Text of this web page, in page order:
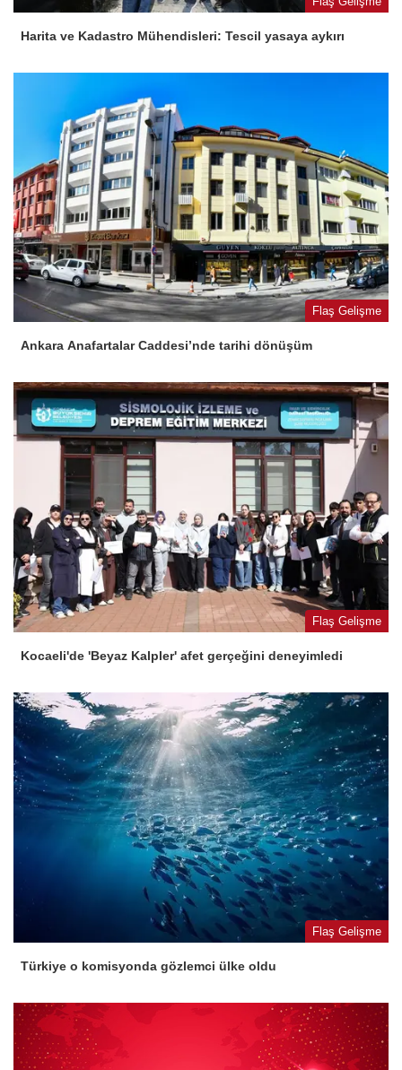
Harita ve Kadastro Mühendisleri: Tescil yasaya aykırı
Flaş Gelişme
Ankara Anafartalar Caddesi’nde tarihi dönüşüm
Flaş Gelişme
Kocaeli'de 'Beyaz Kalpler' afet gerçeğini deneyimledi
Flaş Gelişme
Türkiye o komisyonda gözlemci ülke oldu